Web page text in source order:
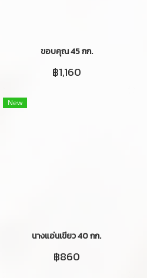
ขอบคุณ 45 กก.
฿1,160
New
นางแอ่นเขียว 40 กก.
฿860